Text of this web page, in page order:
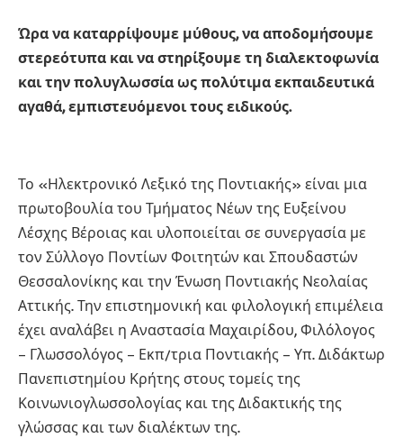
Ώρα να καταρρίψουμε μύθους, να αποδομήσουμε
στερεότυπα και να στηρίξουμε τη διαλεκτοφωνία
και την πολυγλωσσία ως πολύτιμα εκπαιδευτικά
αγαθά, εμπιστευόμενοι τους ειδικούς.
Το «Ηλεκτρονικό Λεξικό της Ποντιακής» είναι μια
πρωτοβουλία του Τμήματος Νέων της Ευξείνου
Λέσχης Βέροιας και υλοποιείται σε συνεργασία με
τον Σύλλογο Ποντίων Φοιτητών και Σπουδαστών
Θεσσαλονίκης και την Ένωση Ποντιακής Νεολαίας
Αττικής. Την επιστημονική και φιλολογική επιμέλεια
έχει αναλάβει η Αναστασία Μαχαιρίδου, Φιλόλογος
– Γλωσσολόγος – Εκπ/τρια Ποντιακής – Υπ. Διδάκτωρ
Πανεπιστημίου Κρήτης στους τομείς της
Κοινωνιογλωσσολογίας και της Διδακτικής της
γλώσσας και των διαλέκτων της.